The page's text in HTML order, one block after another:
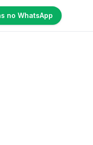
no WhatsApp